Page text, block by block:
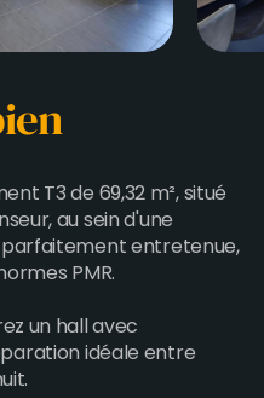
T3 de 69,32 m², situé
au sein d'une
entretenue,
PMR.
un hall avec
idéale entre